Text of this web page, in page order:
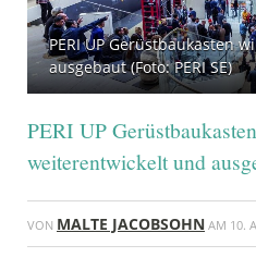
PERI UP Gerüstbaukasten
ausgebaut (Foto: PERI SE)
PERI UP
weiterentwickelt und
VON MALTE JACOBSOHN AM 10.